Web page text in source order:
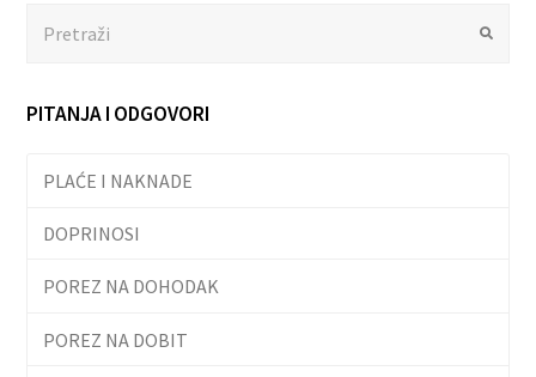
Submit
PITANJA I ODGOVORI
PLAĆE I NAKNADE
DOPRINOSI
POREZ NA DOHODAK
POREZ NA DOBIT